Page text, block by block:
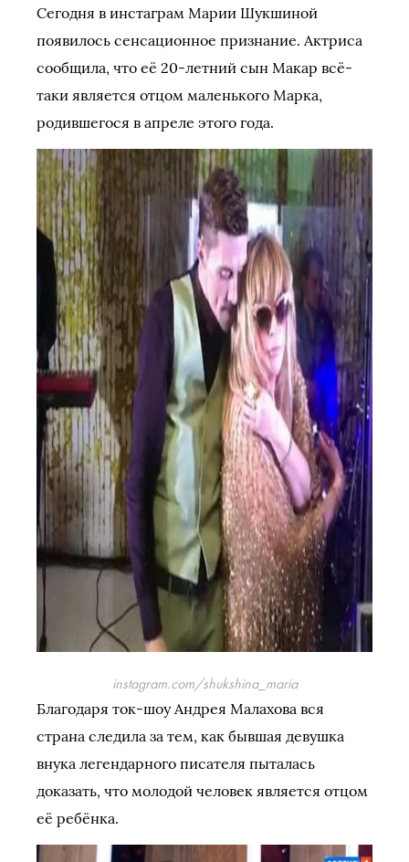
Сегодня в инстаграм Марии Шукшиной
появилось сенсационное признание. Актриса
сообщила, что её 20-летний сын Макар всё-
таки является отцом маленького Марка,
родившегося в апреле этого года.
instagram.com/shukshina_maria
Благодаря ток-шоу Андрея Малахова вся
страна следила за тем, как бывшая девушка
внука легендарного писателя пыталась
доказать, что молодой человек является отцом
её ребёнка.